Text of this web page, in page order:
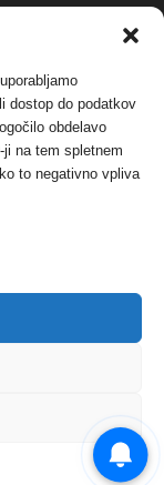
dostop do podatkov
obdelavo
na tem spletnem
to negativno vpliva
na Ojstrici, v
mojstra Andreja